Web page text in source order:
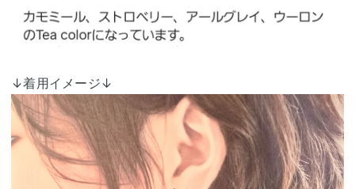
↓着用イメージ↓